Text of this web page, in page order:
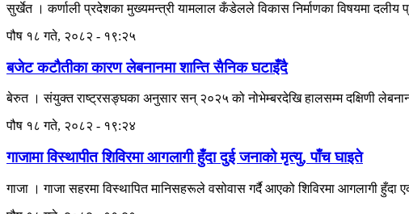
सुर्खेत । कर्णाली प्रदेशका मुख्यमन्त्री यामलाल कँडेलले विकास निर्माणका विषयमा दलीय
पौष १८ गते, २०८२ - १९:२५
बजेट कटौतीका कारण लेबनानमा शान्ति सैनिक घटाइँदै
बेरुत । संयुक्त राष्ट्रसङ्घका अनुसार सन् २०२५ को नोभेम्बरदेखि हालसम्म दक्षिणी
पौष १८ गते, २०८२ - १९:२४
गाजामा विस्थापीत शिविरमा आगलागी हुँदा दुई जनाको मृत्यु, पाँच घाइते
गाजा । गाजा सहरमा विस्थापित मानिसहरूले वसोवास गर्दै आएको शिविरमा आगलागी